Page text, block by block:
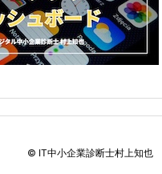
© IT中小企業診断士村上知也